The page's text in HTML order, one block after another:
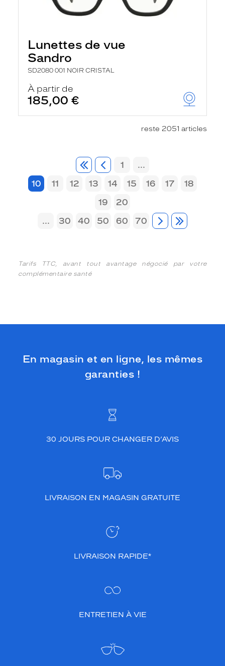
Lunettes de vue
Sandro
SD2080 001 NOIR CRISTAL
À partir de
185,00 €
reste 2051 articles
1
...
10
11 12 13 14 15 16 17
18
19
20
...
30 40 50 60 70
Tarifs TTC, avant tout avantage négocié par votre
complémentaire santé
En magasin et en ligne, les mêmes
garanties !
30 JOURS POUR CHANGER D’AVIS
LIVRAISON EN MAGASIN GRATUITE
LIVRAISON RAPIDE*
ENTRETIEN À VIE